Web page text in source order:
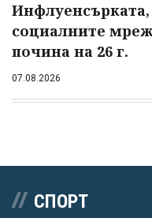
социалните
почина на 26 г.
07.08.2026
СПОРТ